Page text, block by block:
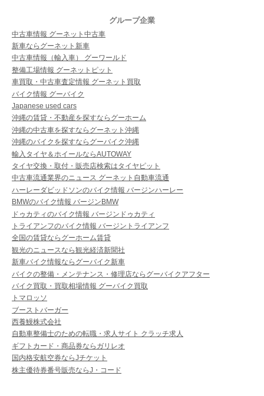
グループ企業
中古車情報 グーネット中古車
新車ならグーネット新車
中古車情報（輸入車） グーワールド
整備工場情報 グーネットピット
車買取・中古車査定情報 グーネット買取
バイク情報 グーバイク
Japanese used cars
沖縄の賃貸・不動産を探すならグーホーム
沖縄の中古車を探すならグーネット沖縄
沖縄のバイクを探すならグーバイク沖縄
輸入タイヤ＆ホイールならAUTOWAY
タイヤ交換・取付・販売店検索はタイヤピット
中古車流通業界のニュース グーネット自動車流通
ハーレーダビッドソンのバイク情報 バージンハーレー
BMWのバイク情報 バージンBMW
ドゥカティのバイク情報 バージンドゥカティ
トライアンフのバイク情報 バージントライアンフ
全国の賃貸ならグーホーム賃貸
観光のニュースなら観光経済新聞社
新車バイク情報ならグーバイク新車
バイクの整備・メンテナンス・修理店ならグーバイクアフター
バイク買取・買取相場情報 グーバイク買取
トマロッソ
ブーストバーガー
西養鰻株式会社
自動車整備士のための転職・求人サイト クラッチ求人
ギフトカード・商品券ならガリレオ
国内格安航空券ならJチケット
株主優待券番号販売ならJ・コード